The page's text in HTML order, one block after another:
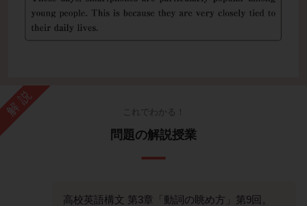
解説 これでわかる！
問題の解説授業
高校英語構文 第3章「動詞の眺め方」第9回。